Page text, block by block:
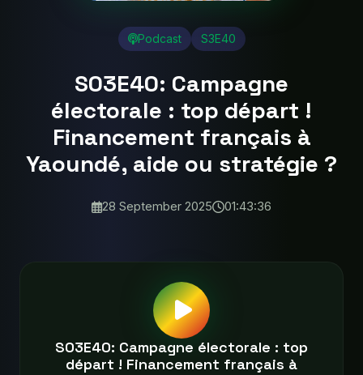
Podcast S3E40
S03E40: Campagne
électorale : top départ !
Financement français à
Yaoundé, aide ou stratégie ?
28 September 2025 01:43:36
S03E40: Campagne électorale : top
départ ! Financement français à